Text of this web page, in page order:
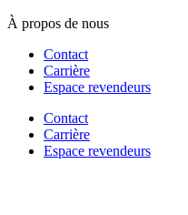
À propos de nous
Contact
Carrière
Espace revendeurs
Contact
Carrière
Espace revendeurs